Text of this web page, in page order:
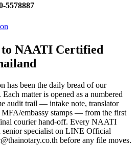
5578887
NAATI Certified
has been the daily bread of our
matter is opened as a numbered
audit trail — intake note, translator
embassy stamps — from the first
courier hand-off. Every NAATI
senior specialist on LINE Official
before any file moves.